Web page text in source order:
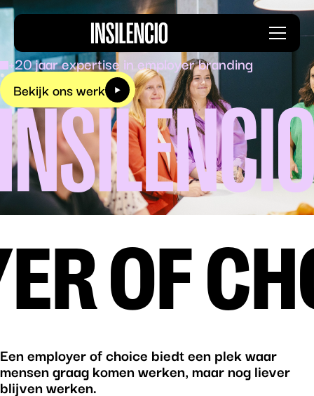
Insilencio
logo
Menu
+20 jaar expertise in employer branding
Bekijk ons werk
Een employer of choice biedt een plek waar
mensen graag komen werken, maar nog liever
blijven werken.